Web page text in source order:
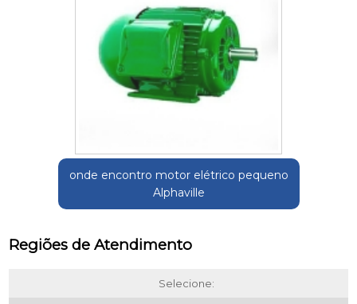
onde encontro motor elétrico pequeno
Alphaville
Regiões de Atendimento
Selecione: